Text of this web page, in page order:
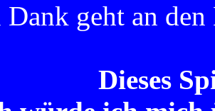
geht an
Dieses